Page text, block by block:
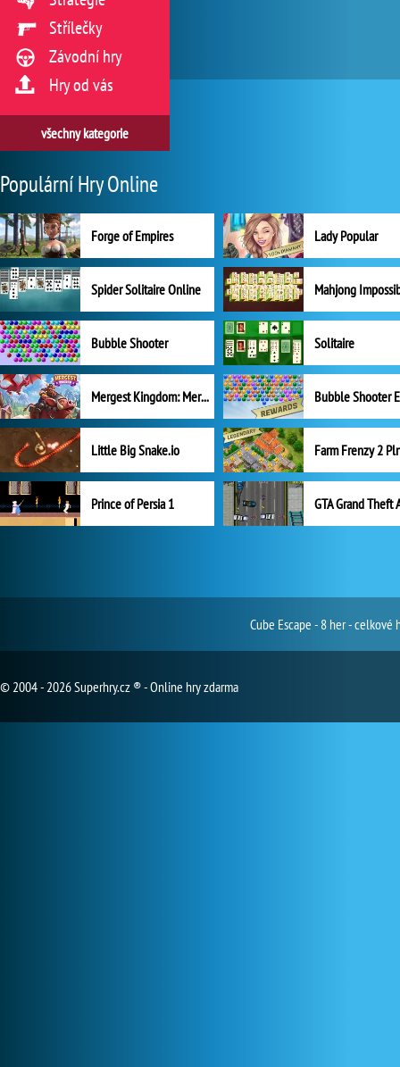
Střílečky
Závodní hry
Hry od vás
všechny kategorie
Populární Hry Online
Forge of Empires Lady Popular
Spider Solitaire Online Mahjong
Bubble Shooter Solitaire
Mergest Kingdom: Merge Puzzle
Little Big Snake.io
Prince of Persia 1 GTA Grand Theft
Cube Escape - 8 her -
© 2004 - 2026 Superhry.cz ® - Online hry zdarma